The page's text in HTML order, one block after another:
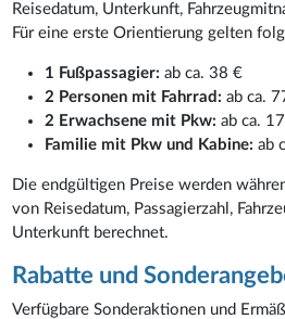
Reisedatum, Unterkunft,
Für eine erste Orientierung gelten
1 Fußpassagier: ab ca. 38 €
2 Personen mit Fahrrad: ab ca.
2 Erwachsene mit Pkw: ab ca.
Familie mit Pkw und Kabine: ab
Die endgültigen Preise werden
von Reisedatum, Passagierzahl,
Unterkunft berechnet.
Rabatte und
Verfügbare Sonderaktionen und